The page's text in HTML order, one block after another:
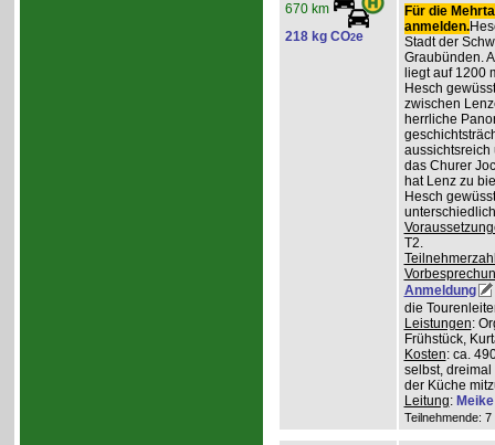
670 km
218 kg CO2e
Für die
anmelden.
Stadt der
Graubünden.
liegt auf 1200
Hesch
zwischen
herrliche
aussichtsreich
das Churer
hat Lenz zu
Hesch
T2.
Anmeldung
die
Leistungen:
Frühstück,
Kosten: ca.
selbst,
der Küche
Leitung:
Teilnehmende: